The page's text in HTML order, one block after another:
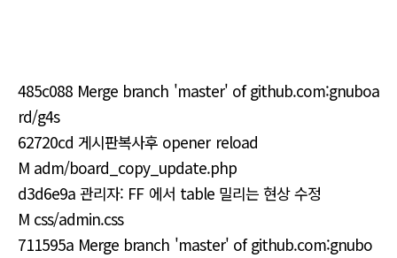
485c088 Merge branch 'master' of github.com:gnuboa
rd/g4s
62720cd 게시판복사후 opener reload
M adm/board_copy_update.php
d3d6e9a 관리자: FF 에서 table 밀리는 현상 수정
M css/admin.css
711595a Merge branch 'master' of github.com:gnubo